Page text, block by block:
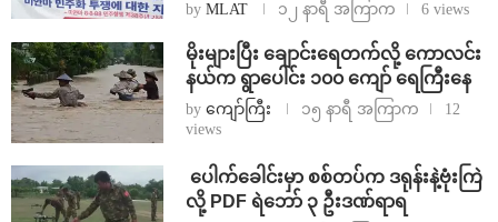
by MLAT ၁၂ နာရီ အကြာက 6 views
⁨မိုးများပြီး ချောင်းရေတက်လို့ ကောလင်း
နယ်က ရွာပေါင်း ၁၀၀ ကျော် ရေကြီးနေ
by ကျော်ကြီး ၁၅ နာရီ အကြာက
12
views
⁩ ⁨ပေါက်ခေါင်းမှာ စစ်တပ်က ဒရုန်းနဲ့ဗုံးကြဲ
လို့ PDF ရဲဘော် ၃ ဦးဒဏ်ရာရ